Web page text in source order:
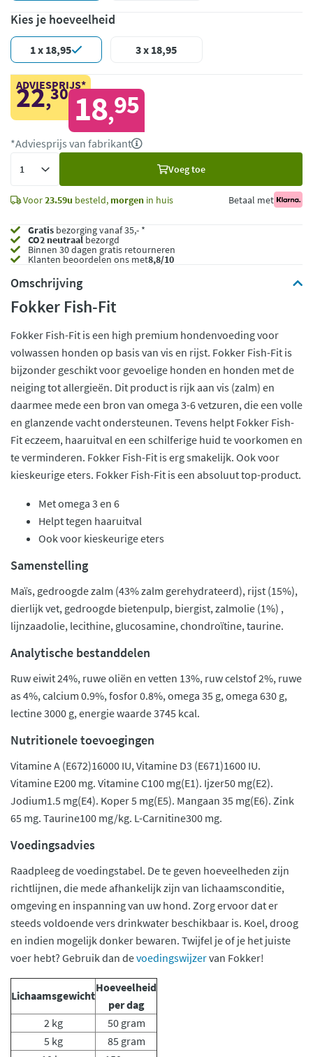
Kies je hoeveelheid
1 x 18,95 3 x 18,95
ADVIESPRIJS*
22,30 18,95
*Adviesprijs van fabrikant
Voeg toe
Voor23.59u besteld, morgen in huis Betaal met
Gratis bezorging vanaf 35,- *
CO2 neutraalbezorgd
Binnen 30 dagen gratis retourneren
Klanten beoordelen ons met8,8/10
Omschrijving
Fokker Fish-Fit
Fokker Fish-Fit is een high premium hondenvoeding voor
volwassen honden op basis van vis en rijst. Fokker Fish-Fit is
bijzonder geschikt voor gevoelige honden en honden met de
neiging tot allergieën. Dit product is rijk aan vis (zalm) en
daarmee mede een bron van omega 3-6 vetzuren, die een volle
en glanzende vacht ondersteunen. Tevens helpt Fokker Fish-
Fit eczeem, haaruitval en een schilferige huid te voorkomen en
te verminderen. Fokker Fish-Fit is erg smakelijk. Ook voor
kieskeurige eters. Fokker Fish-Fit is een absoluut top-product.
Met omega 3 en 6
Helpt tegen haaruitval
Ook voor kieskeurige eters
Samenstelling
Maïs, gedroogde zalm (43% zalm gerehydrateerd), rijst (15%),
dierlijk vet, gedroogde bietenpulp, biergist, zalmolie (1%) ,
lijnzaadolie, lecithine, glucosamine, chondroïtine, taurine.
Analytische bestanddelen
Ruw eiwit 24%, ruwe oliën en vetten 13%, ruw celstof 2%, ruwe
as 4%, calcium 0.9%, fosfor 0.8%, omega 35 g, omega 630 g,
lectine 3000 g, energie waarde 3745 kcal.
Nutritionele toevoegingen
Vitamine A (E672)16000 IU, Vitamine D3 (E671)1600 IU.
Vitamine E200 mg. Vitamine C100 mg(E1). Ijzer50 mg(E2).
Jodium1.5 mg(E4). Koper 5 mg(E5). Mangaan 35 mg(E6). Zink
65 mg. Taurine100 mg/kg. L-Carnitine300 mg.
Voedingsadvies
Raadpleeg de voedingstabel. De te geven hoeveelheden zijn
richtlijnen, die mede afhankelijk zijn van lichaamsconditie,
omgeving en inspanning van uw hond. Zorg ervoor dat er
steeds voldoende vers drinkwater beschikbaar is. Koel, droog
en indien mogelijk donker bewaren. Twijfel je of je het juiste
voer hebt? Gebruik dan devoedingswijzervan Fokker!
Lichaamsgewicht
Hoeveelheid
per dag
2 kg
50 gram
5 kg
85 gram